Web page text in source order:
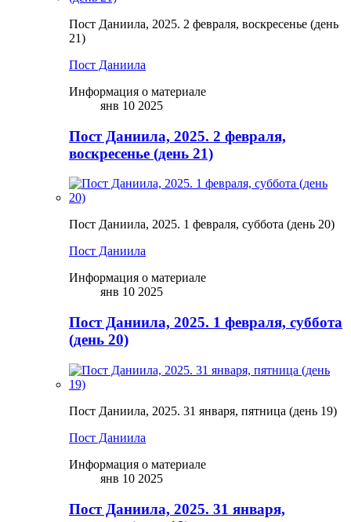
Пост Даниила, 2025. 2 февраля, воскресенье (день
21)
Пост Даниила
Информация о материале
янв 10 2025
Пост Даниила, 2025. 2 февраля,
воскресенье (день 21)
Пост Даниила, 2025. 1 февраля, суббота (день 20)
Пост Даниила
Информация о материале
янв 10 2025
Пост Даниила, 2025. 1 февраля, суббота
(день 20)
Пост Даниила, 2025. 31 января, пятница (день 19)
Пост Даниила
Информация о материале
янв 10 2025
Пост Даниила, 2025. 31 января,